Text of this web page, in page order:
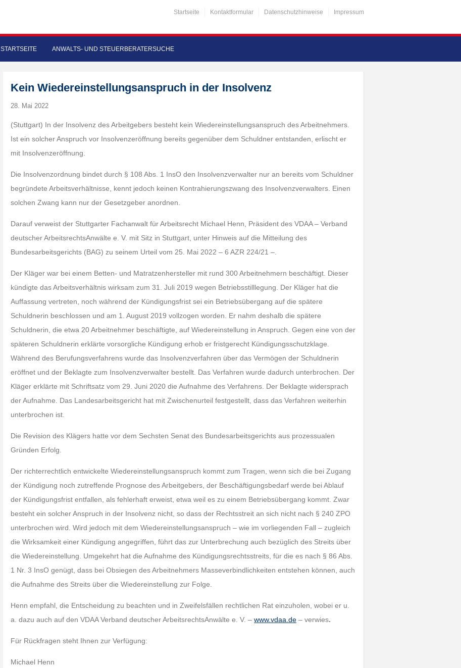
Startseite Kontaktformular Datenschutzhinweise Impressum
STARTSEITE ANWALTS- UND STEUERBERATERSUCHE
Kein Wiedereinstellungsanspruch in der Insolvenz
28. Mai 2022
(Stuttgart) In der Insolvenz des Arbeitgebers besteht kein Wiedereinstellungsanspruch des Arbeitnehmers.
Ist ein solcher Anspruch vor Insolvenzeröffnung bereits gegenüber dem Schuldner entstanden, erlischt er
mit Insolvenzeröffnung.
Die Insolvenzordnung bindet durch § 108 Abs. 1 InsO den Insolvenzverwalter nur an bereits vom Schuldner
begründete Arbeitsverhältnisse, kennt jedoch keinen Kontrahierungszwang des Insolvenzverwalters. Einen
solchen Zwang kann nur der Gesetzgeber anordnen.
Darauf verweist der Stuttgarter Fachanwalt für Arbeitsrecht Michael Henn, Präsident des VDAA – Verband
deutscher ArbeitsrechtsAnwälte e. V. mit Sitz in Stuttgart, unter Hinweis auf die Mitteilung des
Bundesarbeitsgerichts (BAG) zu seinem Urteil vom 25. Mai 2022 – 6 AZR 224/21 –.
Der Kläger war bei einem Betten- und Matratzenhersteller mit rund 300 Arbeitnehmern beschäftigt. Dieser
kündigte das Arbeitsverhältnis wirksam zum 31. Juli 2019 wegen Betriebsstilllegung. Der Kläger hat die
Auffassung vertreten, noch während der Kündigungsfrist sei ein Betriebsübergang auf die spätere
Schuldnerin beschlossen und am 1. August 2019 vollzogen worden. Er nahm deshalb die spätere
Schuldnerin, die etwa 20 Arbeitnehmer beschäftigte, auf Wiedereinstellung in Anspruch. Gegen eine von der
späteren Schuldnerin erklärte vorsorgliche Kündigung erhob er fristgerecht Kündigungsschutzklage.
Während des Berufungsverfahrens wurde das Insolvenzverfahren über das Vermögen der Schuldnerin
eröffnet und der Beklagte zum Insolvenzverwalter bestellt. Das Verfahren wurde dadurch unterbrochen. Der
Kläger erklärte mit Schriftsatz vom 29. Juni 2020 die Aufnahme des Verfahrens. Der Beklagte widersprach
der Aufnahme. Das Landesarbeitsgericht hat mit Zwischenurteil festgestellt, dass das Verfahren weiterhin
unterbrochen ist.
Die Revision des Klägers hatte vor dem Sechsten Senat des Bundesarbeitsgerichts aus prozessualen
Gründen Erfolg.
Der richterrechtlich entwickelte Wiedereinstellungsanspruch kommt zum Tragen, wenn sich die bei Zugang
der Kündigung noch zutreffende Prognose des Arbeitgebers, der Beschäftigungsbedarf werde bei Ablauf
der Kündigungsfrist entfallen, als fehlerhaft erweist, etwa weil es zu einem Betriebsübergang kommt. Zwar
besteht ein solcher Anspruch in der Insolvenz nicht, so dass der Rechtsstreit an sich nicht nach § 240 ZPO
unterbrochen wird. Wird jedoch mit dem Wiedereinstellungsanspruch – wie im vorliegenden Fall – zugleich
die Wirksamkeit einer Kündigung angegriffen, führt das zur Unterbrechung auch bezüglich des Streits über
die Wiedereinstellung. Umgekehrt hat die Aufnahme des Kündigungsrechtsstreits, für die es nach § 86 Abs.
1 Nr. 3 InsO genügt, dass bei Obsiegen des Arbeitnehmers Masseverbindlichkeiten entstehen können, auch
die Aufnahme des Streits über die Wiedereinstellung zur Folge.
Henn empfahl, die Entscheidung zu beachten und in Zweifelsfällen rechtlichen Rat einzuholen, wobei er u.
a. dazu auch auf den VDAA Verband deutscher ArbeitsrechtsAnwälte e. V. –www.vdaa.de – verwies.
Für Rückfragen steht Ihnen zur Verfügung:
Michael Henn